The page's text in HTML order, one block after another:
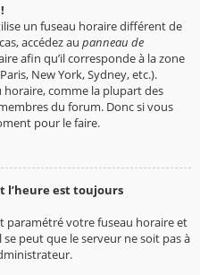
un fuseau horaire différent de
accédez au panneau de
afin qu’il corresponde à la zone
New York, Sydney, etc.).
comme la plupart des
du forum. Donc si vous
pour le faire.
l’heure est toujours
paramétré votre fuseau horaire et
peut que le serveur ne soit pas à